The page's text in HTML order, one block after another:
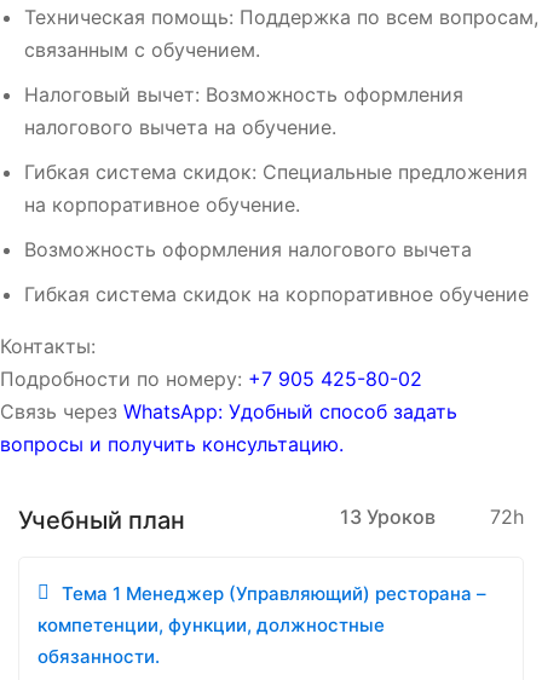
Техническая помощь: Поддержка по всем вопросам,
связанным с обучением.
Налоговый вычет: Возможность оформления
налогового вычета на обучение.
Гибкая система скидок: Специальные предложения
на корпоративное обучение.
Возможность оформления налогового вычета
Гибкая система скидок на корпоративное обучение
Контакты:
Подробности по номеру: ‪‪+7 905 425-80-02‬‬
Связь через WhatsApp: Удобный способ задать
вопросы и получить консультацию.
Учебный план 13 Уроков 72h
Тема 1 Менеджер (Управляющий) ресторана –
компетенции, функции, должностные
обязанности.